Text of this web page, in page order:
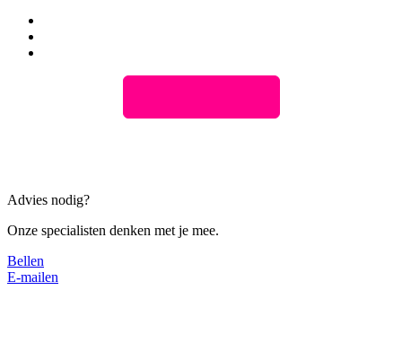
Advies nodig?
Onze specialisten denken met je mee.
Bellen
E-mailen